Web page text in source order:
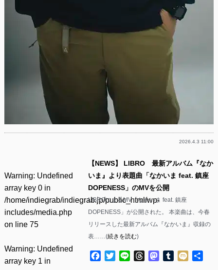
2026.4.3 11:00
Warning: Undefined
array key 0 in
/home/indiegrab/indiegrab.jp/public_html/wp-
includes/media.php
on line 75
Warning: Undefined
array key 1 in
【NEWS】 LIBRO 最新アルバム『なか
いま』より表題曲「なかいま feat. 鎮座
DOPENESS」のMVを公開
LIBROによるMV「なかいま feat. 鎮座
DOPENESS」が公開された。 本楽曲は、今春
リリースした最新アルバム『なかいま』収録の
表……(続きを読む)
Facebook
TwitterLine ThreadsMastodon
Tumblr
Mixi